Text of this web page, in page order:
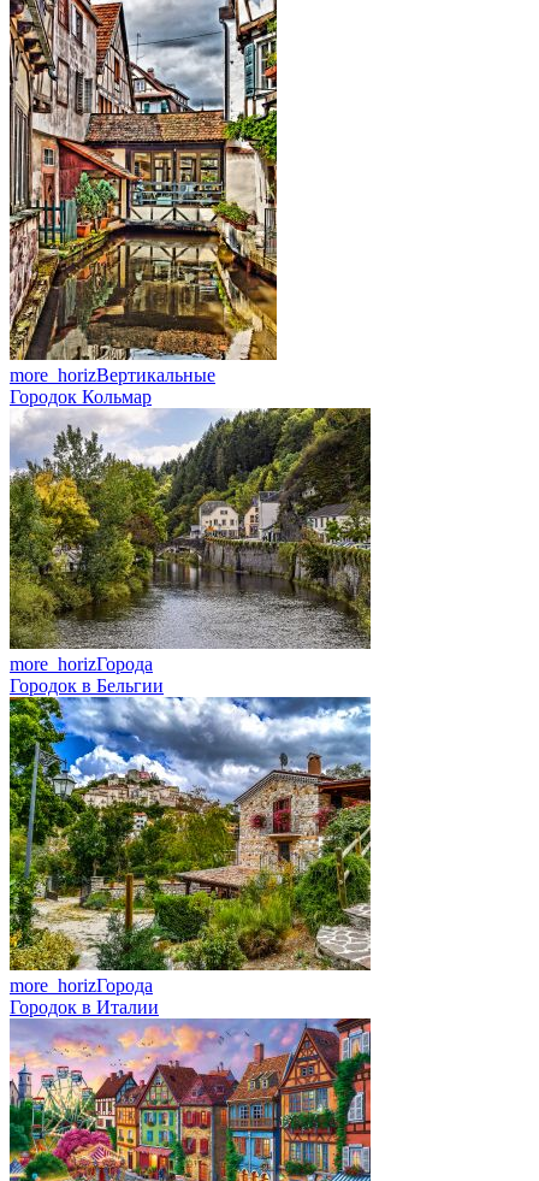
more_horizВертикальные
Городок Кольмар
more_horizГорода
Городок в Бельгии
more_horizГорода
Городок в Италии